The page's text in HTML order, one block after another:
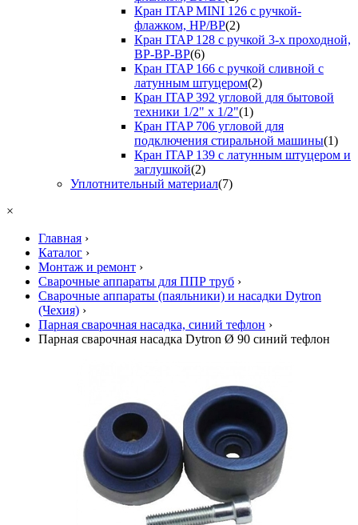
Кран ITAP MINI 126 с ручкой-
флажком, НР/ВР(2)
Кран ITAP 128 с ручкой 3-х проходной,
ВР-ВР-ВР(6)
Кран ITAP 166 с ручкой сливной с
латунным штуцером(2)
Кран ITAP 392 угловой для бытовой
техники 1/2" х 1/2"(1)
Кран ITAP 706 угловой для
подключения стиральной машины(1)
Кран ITAP 139 с латунным штуцером и
заглушкой(2)
Уплотнительный материал(7)
×
Главная ›
Каталог ›
Монтаж и ремонт ›
Сварочные аппараты для ППР труб ›
Сварочные аппараты (паяльники) и насадки Dytron
(Чехия) ›
Парная сварочная насадка, синий тефлон ›
Парная сварочная насадка Dytron Ø 90 синий тефлон